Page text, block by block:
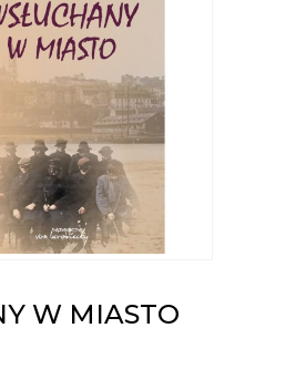
W MIASTO